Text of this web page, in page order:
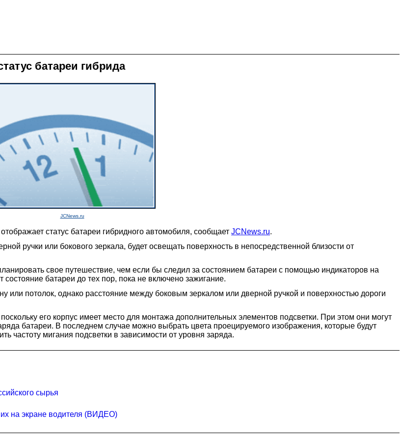
батареи гибрида
JCNews.ru
статус батареи гибридного автомобиля, сообщает JCNews.ru.
ручки или бокового зеркала, будет освещать поверхность в непосредственной близости от
свое путешествие, чем если бы следил за состоянием батареи с помощью индикаторов на
батареи до тех пор, пока не включено зажигание.
или потолок, однако расстояние между боковым зеркалом или дверной ручкой и поверхностью дороги
его корпус имеет место для монтажа дополнительных элементов подсветки. При этом они могут
батареи. В последнем случае можно выбрать цвета проецируемого изображения, которые будут
частоту мигания подсветки в зависимости от уровня заряда.
сырья
на экране водителя (ВИДЕО)